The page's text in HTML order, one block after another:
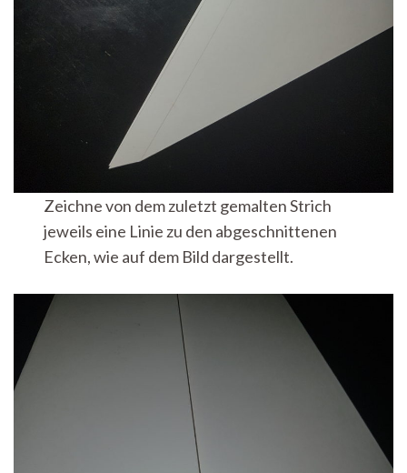
Zeichne von dem zuletzt gemalten Strich
jeweils eine Linie zu den abgeschnittenen
Ecken, wie auf dem Bild dargestellt.